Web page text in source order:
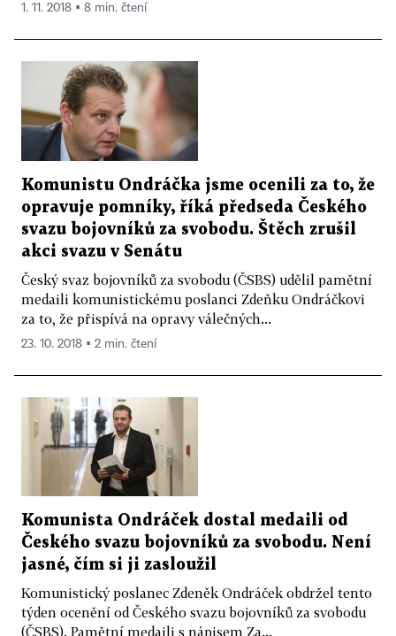
1. 11. 2018 ▪ 8 min. čtení
Komunistu Ondráčka jsme ocenili za to, že
opravuje pomníky, říká předseda Českého
svazu bojovníků za svobodu. Štěch zrušil
akci svazu v Senátu
Český svaz bojovníků za svobodu (ČSBS) udělil pamětní
medaili komunistickému poslanci Zdeňku Ondráčkovi
za to, že přispívá na opravy válečných...
23. 10. 2018 ▪ 2 min. čtení
Komunista Ondráček dostal medaili od
Českého svazu bojovníků za svobodu. Není
jasné, čím si ji zasloužil
Komunistický poslanec Zdeněk Ondráček obdržel tento
týden ocenění od Českého svazu bojovníků za svobodu
(ČSBS). Pamětní medaili s nápisem Za...